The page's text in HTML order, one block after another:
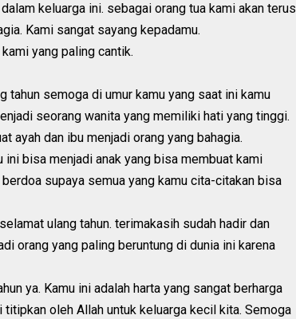
keluarga ini. sebagai orang tua kami akan terus
Kami sangat sayang kepadamu.
yang paling cantik.
tahun semoga di umur kamu yang saat ini kamu
seorang wanita yang memiliki hati yang tinggi.
ayah dan ibu menjadi orang yang bahagia.
ini bisa menjadi anak yang bisa membuat kami
supaya semua yang kamu cita-citakan bisa
ulang tahun. terimakasih sudah hadir dan
orang yang paling beruntung di dunia ini karena
ya. Kamu ini adalah harta yang sangat berharga
oleh Allah untuk keluarga kecil kita. Semoga